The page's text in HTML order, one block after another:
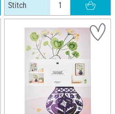
Stitch